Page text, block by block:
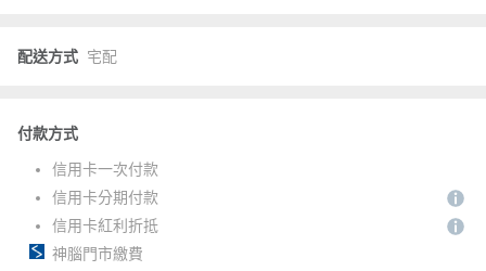
配送方式 宅配
付款方式
信用卡一次付款
信用卡分期付款
信用卡紅利折抵
神腦門市繳費